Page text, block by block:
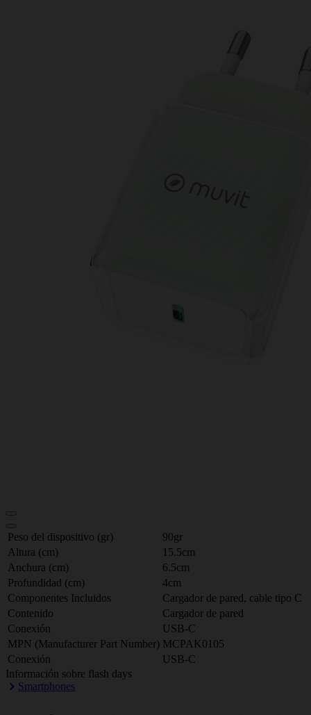
Peso del dispositivo (gr)
90gr
Altura (cm)
15.5cm
Anchura (cm)
6.5cm
Profundidad (cm)
4cm
Componentes Incluidos
Cargador de pared, cable tipo C
Contenido
Cargador de pared
Conexión
USB-C
MPN (Manufacturer Part Number) MCPAK0105
Conexión
USB-C
Información sobre flash days
Smartphones